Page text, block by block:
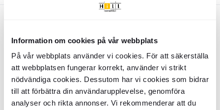
Information om cookies på vår webbplats
På vår webbplats använder vi cookies. För att säkerställa
att webbplatsen fungerar korrekt, använder vi strikt
nödvändiga cookies. Dessutom har vi cookies som bidrar
till att förbättra din användarupplevelse, genomföra
analyser och rikta annonser. Vi rekommenderar att du
UnderskabFlintValnød Mat 80 cm
BDSG0484
Overflade:
Materiale:Laminerad Skiva, Porslin
5119DKK 7303DKK-30%
UnderskabFlintValnød Mat 140 cm
BDSG0498
Overflade:
Materiale: Laminerad Skiva,
Mineralbunden Komposit
9789DKK14648DKK-33%